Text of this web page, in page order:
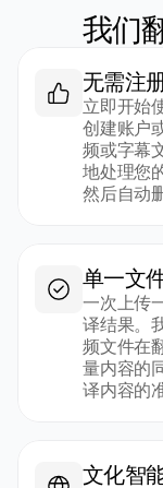
我们
无需注
立即开始
创建账户
频或字幕
地处理您
然后自动
单一文
一次上传
译结果。
频文件在
量内容的
译内容的
文化智